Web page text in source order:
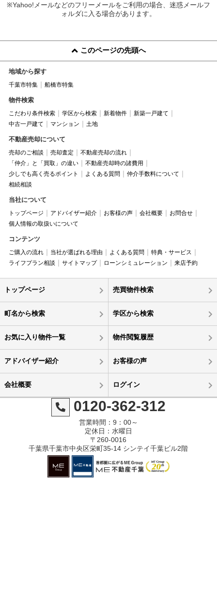
※Yahoo!メールなどのフリーメールをご利用の場合、迷惑メールフ
ォルダに入る場合があります。
このページの先頭へ
地域から探す
千葉市特集 船橋市特集
物件検索
こだわり条件検索 学区から検索 新着物件
新築一戸建て
中古一戸建て
マンション 土地
不動産売却について
売却のご相談 売却査定
不動産売却の流れ
「仲介」と「買取」の違い
不動産売却時の諸費用
少しでも高く売るポイント
よくある質問
仲介手数料について
相続相談
当社について
トップページ アドバイザー紹介 お客様の声 会社概要
お問合せ
個人情報の取扱いについて
コンテンツ
ご購入の流れ 当社が選ばれる理由 よくある質問
特典・サービス
ライフプラン相談
サイトマップ ローンシミュレーション 来店予約
トップページ 売買物件検索
町名から検索 学区から検索
お気に入り物件一覧 物件閲覧履歴
アドバイザー紹介 お客様の声
会社概要 ログイン
0120-362-312
営業時間：9：00～
定休日：水曜日
〒260-0016
千葉県千葉市中央区栄町35-14 シンテイ千葉ビル2階